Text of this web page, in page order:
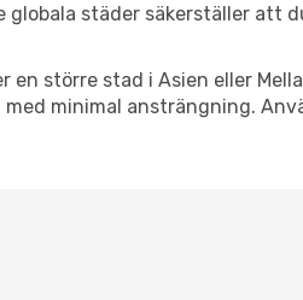
städer säkerställer att
större stad i Asien eller
minimal ansträngning.